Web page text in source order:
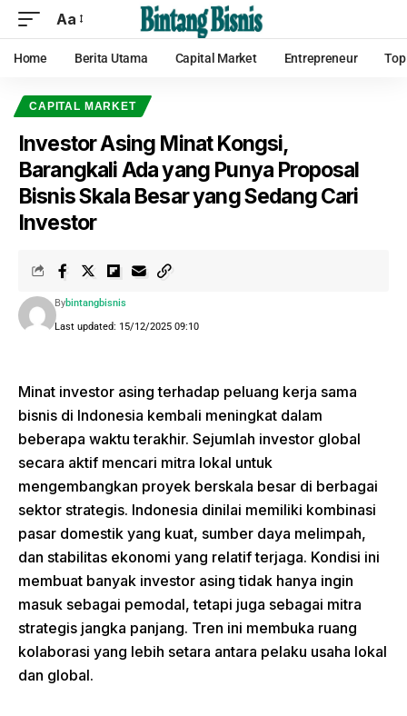
Aa
Home Berita Utama Capital Market Entrepreneur
CAPITAL MARKET
Investor Asing Minat Kongsi,
Barangkali Ada yang Punya Proposal
Bisnis Skala Besar yang Sedang Cari
Investor
Last updated: 15/12/2025 09:10
Bybintangbisnis
Minat investor asing terhadap peluang kerja sama
bisnis di Indonesia kembali meningkat dalam
beberapa waktu terakhir. Sejumlah investor global
secara aktif mencari mitra lokal untuk
mengembangkan proyek berskala besar di berbagai
sektor strategis. Indonesia dinilai memiliki kombinasi
pasar domestik yang kuat, sumber daya melimpah,
dan stabilitas ekonomi yang relatif terjaga. Kondisi ini
membuat banyak investor asing tidak hanya ingin
masuk sebagai pemodal, tetapi juga sebagai mitra
strategis jangka panjang. Tren ini membuka ruang
kolaborasi yang lebih setara antara pelaku usaha lokal
dan global.